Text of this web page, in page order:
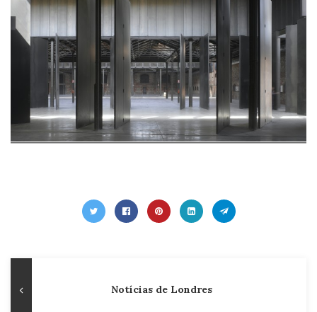
de
Publicação
Notícias de Londres